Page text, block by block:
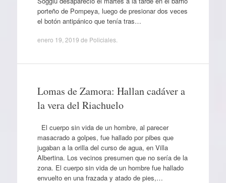
porteño de Pompeya, luego de presionar dos veces
el botón antipánico que tenía tras…
enero 19, 2019 de Policiales.
Lomas de Zamora: Hallan cadáver a
la vera del Riachuelo
El cuerpo sin vida de un hombre, al parecer
masacrado a golpes, fue hallado por pibes que
jugaban a la orilla del curso de agua, en Villa
Albertina. Los vecinos presumen que no sería de la
zona. El cuerpo sin vida de un hombre fue hallado
envuelto en una frazada y atado de pies,…